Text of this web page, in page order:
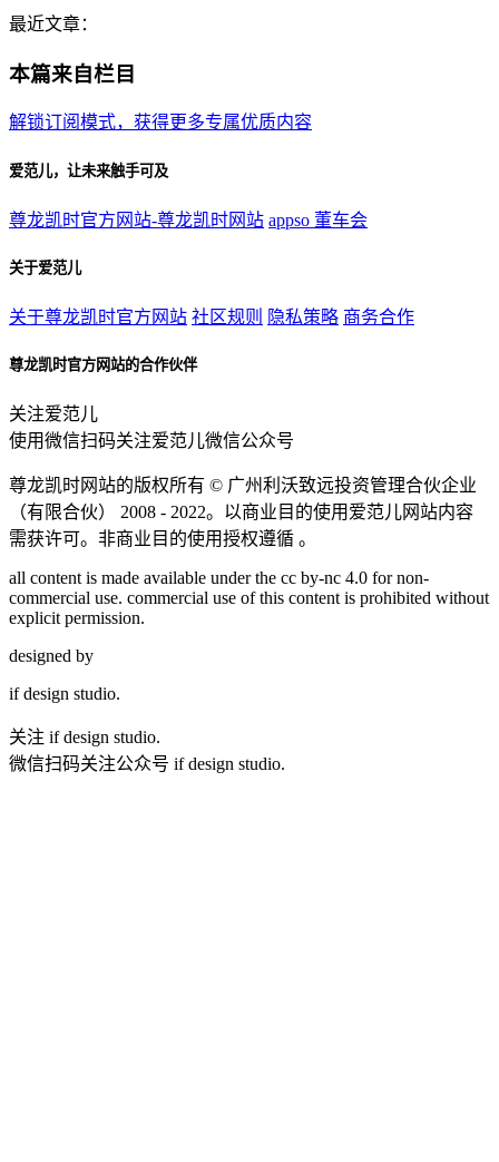
最近文章：
本篇来自栏目
解锁订阅模式，获得更多专属优质内容
爱范儿，让未来触手可及
尊龙凯时官方网站-尊龙凯时网站 appso 董车会
关于爱范儿
关于尊龙凯时官方网站 社区规则 隐私策略 商务合作
尊龙凯时官方网站的合作伙伴
关注爱范儿
使用微信扫码关注爱范儿微信公众号
尊龙凯时网站的版权所有 © 广州利沃致远投资管理合伙企业
（有限合伙）
2008 - 2022。以商业目的使用爱范儿网站内容
需获许可。非商业目的使用授权遵循 。
all content is made available under the cc by-nc 4.0 for non-
commercial use. commercial use of this content is prohibited without
explicit permission.
designed by
if design studio.
关注 if design studio.
微信扫码关注公众号 if design studio.